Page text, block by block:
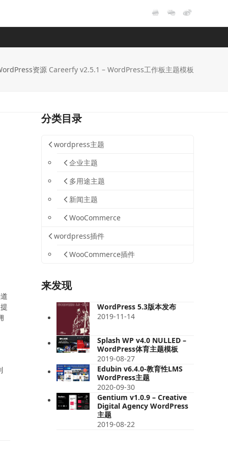
资源 Careerfy v2.5.1 – WordPress工作板主题模板
分类目录
wordpress主题
企业主题
多用途主题
新闻主题
WooCommerce
wordpress插件
WooCommerce插件
来发现
WordPress 5.3版本发布
2019-11-14
Splash WP v4.0 NULLED –
WordPress体育主题模板
2019-08-27
Edubin v6.4.0-教育性LMS
WordPress主题
2020-09-30
Gentium v​​1.0.9 – Creative
Digital Agency WordPress
主题
2019-08-22